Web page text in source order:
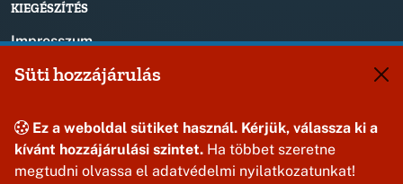
KIEGÉSZÍTÉS
Impresszum
KAPCSOLAT
jasdonk@jasd.hu
8424 Jásd, Dózsa Gy. út 1.
Süti hozzájárulás
Ez a weboldal sütiket használ. Kérjük, válassza ki a
kívánt hozzájárulási szintet. Ha többet szeretne
megtudni olvassa el adatvédelmi nyilatkozatunkat!